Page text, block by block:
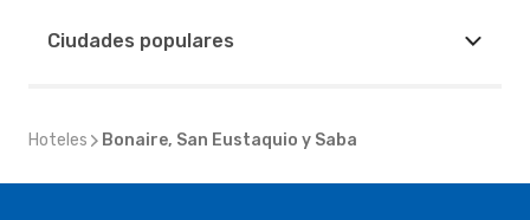
Ciudades populares
Hoteles Bonaire, San Eustaquio y Saba